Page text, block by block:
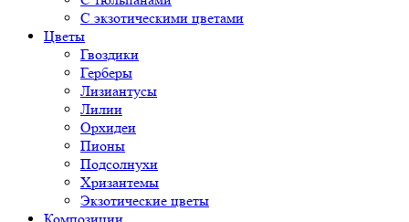
С экзотическими цветами
Цветы
Гвоздики
Герберы
Лизиантусы
Лилии
Орхидеи
Пионы
Подсолнухи
Хризантемы
Экзотические цветы